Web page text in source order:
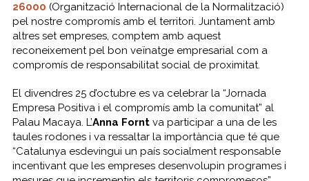
26000 (Organització Internacional de la Normalització)
pel nostre compromís amb el territori. Juntament amb
altres set empreses, comptem amb aquest
reconeixement pel bon veïnatge empresarial com a
compromís de responsabilitat social de proximitat.
El divendres 25 d’octubre es va celebrar la “Jornada
Empresa Positiva i el compromís amb la comunitat” al
Palau Macaya. L’Anna Fornt va participar a una de les
taules rodones i va ressaltar la importància que té que
“Catalunya esdevingui un país socialment responsable
incentivant que les empreses desenvolupin programes i